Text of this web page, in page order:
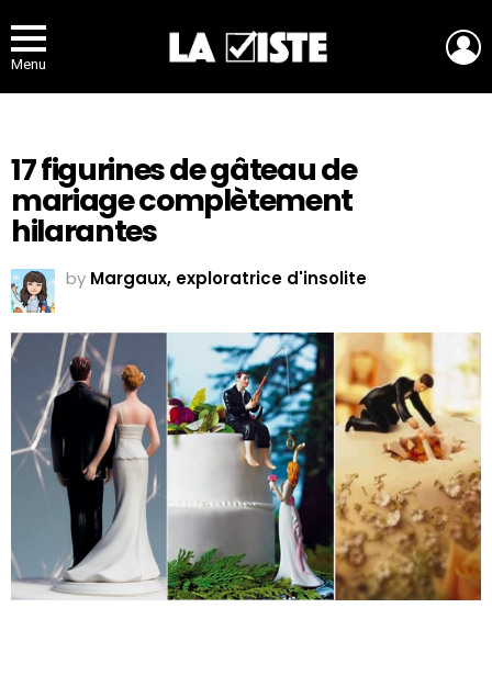
Menu
17 figurines de gâteau de
mariage complètement
hilarantes
by Margaux, exploratrice d'insolite